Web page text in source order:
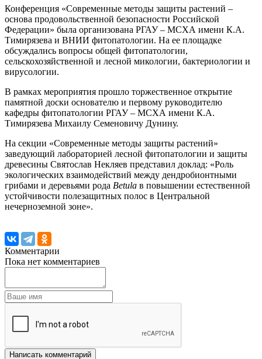
Конференция «Современные методы защиты растений –
основа продовольственной безопасности Российской
Федерации» была организована РГАУ – МСХА имени К.А.
Тимирязева и ВНИИ фитопатологии. На ее площадке
обсуждались вопросы общей фитопатологии,
сельскохозяйственной и лесной микологии, бактериологии и
вирусологии.
В рамках мероприятия прошло торжественное открытие
памятной доски основателю и первому руководителю
кафедры фитопатологии РГАУ – МСХА имени К.А.
Тимирязева Михаилу Семеновичу Дунину.
На секции «Современные методы защиты растений»
заведующий лабораторией лесной фитопатологии и защиты
древесины Святослав Некляев представил доклад: «Роль
экологических взаимодействий между дендробионтными
грибами и деревьями рода Betula в повышении естественной
устойчивости полезащитных полос в Центральной
нечерноземной зоне».
Комментарии
Пока нет комментариев
Написать комментарий